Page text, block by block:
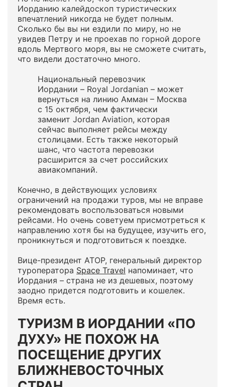
Иорданию калейдоскоп туристических
впечатлений никогда не будет полным.
Сколько бы вы ни ездили по миру, но не
увидев Петру и не проехав по горной дороге
вдоль Мертвого моря, вы не сможете считать,
что видели достаточно много.
Национальный перевозчик
Иордании – Royal Jordanian – может
вернуться на линию Амман – Москва
с 15 октября, чем фактически
заменит Jordan Aviation, которая
сейчас выполняет рейсы между
столицами. Есть также некоторый
шанс, что частота перевозки
расширится за счет российских
авиакомпаний.
Конечно, в действующих условиях
ограничений на продажи туров, мы не вправе
рекомендовать воспользоваться новыми
рейсами. Но очень советуем присмотреться к
направлению хотя бы на будущее, изучить его,
проникнуться и подготовиться к поездке.
Вице-президент АТОР, генеральный директор
туроператора Space Travel напоминает, что
Иордания – страна не из дешевых, поэтому
заодно придется подготовить и кошелек.
Время есть.
ТУРИЗМ В ИОРДАНИИ «ПО
ДУХУ» НЕ ПОХОЖ НА
ПОСЕЩЕНИЕ ДРУГИХ
БЛИЖНЕВОСТОЧНЫХ